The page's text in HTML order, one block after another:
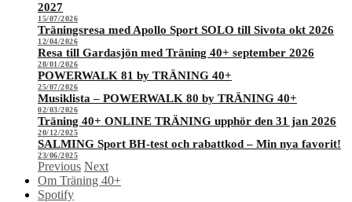
2027
15/07/2026
Träningsresa med Apollo Sport SOLO till Sivota okt 2026
12/04/2026
Resa till Gardasjön med Träning 40+ september 2026
28/01/2026
POWERWALK 81 by TRÄNING 40+
25/07/2026
Musiklista – POWERWALK 80 by TRÄNING 40+
02/03/2026
Träning 40+ ONLINE TRÄNING upphör den 31 jan 2026
20/12/2025
SALMING Sport BH-test och rabattkod – Min nya favorit!
23/06/2025
Previous Next
Om Träning 40+
Spotify